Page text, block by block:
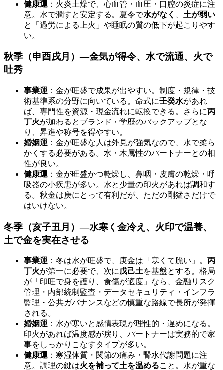
健康運 ：火炎土燥で、心血管・血圧・口腔の炎症に注
意。水で潤すと安定する。夏令で水がなく
土が弱い
と「過労による上火」や睡眠の質の低下が起こりやす
い。
秋季（申酉戌月）—金気が得令、 水で流通、 火で
吐秀
事業運 ：金が旺盛で成果が出やすい。制度・規律・技
術基準系の分野に向いている。命式に壬癸水があれ
ば、専門性を資源・現金流れに転換できる。さらに丙
丁火が加わるとブランド・学歴のバックアップとな
り、昇進や称号を得やすい。
婚姻運 ：金が旺盛な人は外見が強気なので、水で柔ら
かくする必要がある。水・木属性のパートナーとの相
性が良い。
健康運 ：金が旺盛かつ乾燥し、鼻咽・皮膚の乾燥・呼
吸器の小疾患が多い。水と少量の印火があれば調和す
る。秋金は庚にとって有利だが、ただの剛猛さだけで
はいけない。
冬季（亥子丑月）—水寒く金冷え、 火印で温養、
土で金を実在させる
事業運 ：冬は水が旺盛で、庚金は「寒くて脆い」。 丙
丁火が第一に必要で、次に 戊己土を基盤とする。格局
が「印旺で身を護り、食傷が適度」なら、金融リスク
管理・内部統制監査・データセキュリティ・インフラ
監理・公共ガバナンスなどの慎重な路線で長所が発揮
される。
婚姻運 ：水が寒いと感情表現が理性的・遅めになる。
印火があれば温度感が戻り、パートナーは実務的で家
事をしっかりこなすタイプが多い。
健康運 ：寒湿体質・関節の痛み・腎水代謝問題に注
意。調理の鍵は火を補って土を温めること。水が重な